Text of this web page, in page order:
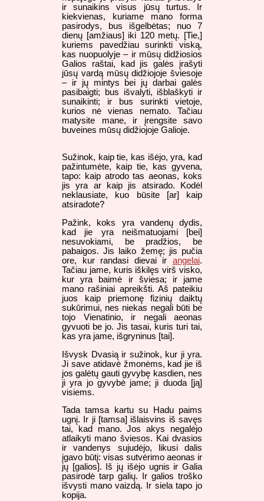
ir sunaikins visus jūsų turtus. Ir
kiekvienas, kuriame mano forma
pasirodys, bus išgelbėtas; nuo 7
dienų [amžiaus] iki 120 metų. [Tie,]
kuriems pavedžiau surinkti viską,
kas nuopuolyje – ir mūsų didžiosios
Galios raštai, kad jis galės įrašyti
jūsų vardą mūsų didžiojoje šviesoje
– ir jų mintys bei jų darbai galės
pasibaigti; bus išvalyti, išblaškyti ir
sunaikinti; ir bus surinkti vietoje,
kurios nė vienas nemato. Tačiau
matysite mane, ir įrengsite savo
buveines mūsų didžiojoje Galioje.
Sužinok, kaip tie, kas išėjo, yra, kad
pažintumėte, kaip tie, kas gyvena,
tapo: kaip atrodo tas aeonas, koks
jis yra ar kaip jis atsirado. Kodėl
neklausiate, kuo būsite [ar] kaip
atsiradote?
Pažink, koks yra vandenų dydis,
kad jie yra neišmatuojami [bei]
nesuvokiami, be pradžios, be
pabaigos. Jis laiko žemę; jis pučia
ore, kur randasi dievai ir angelai.
Tačiau jame, kuris iškilęs virš visko,
kur yra baimė ir šviesa; ir jame
mano rašiniai apreikšti. Aš pateikiu
juos kaip priemonę fizinių daiktų
sukūrimui, nes niekas negali būti be
tojo Vienatinio, ir negali aeonas
gyvuoti be jo. Jis tasai, kuris turi tai,
kas yra jame, išgryninus [tai].
Išvysk Dvasią ir sužinok, kur ji yra.
Ji save atidavė žmonėms, kad jie iš
jos galėtų gauti gyvybę kasdien, nes
ji yra jo gyvybė jame; ji duoda [ją]
visiems.
Tada tamsa kartu su Hadu paims
ugnį. Ir ji [tamsa] išlaisvins iš savęs
tai, kad mano. Jos akys negalėjo
atlaikyti mano šviesos. Kai dvasios
ir vandenys sujudėjo, likusi dalis
įgavo būtį: visas sutvėrimo aeonas ir
jų [galios]. Iš jų išėjo ugnis ir Galia
pasirodė tarp galių. Ir galios troško
išvysti mano vaizdą. Ir siela tapo jo
kopija.